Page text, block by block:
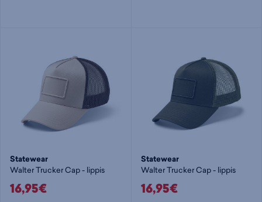
Statewear
Walter Trucker Cap - lippis
16,95€
Statewear
Walter Trucker Cap - lippis
16,95€